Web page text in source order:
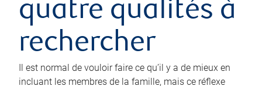
quatre qualités à
rechercher
Il est normal de vouloir faire ce qu’il y a de mieux en
incluant les membres de la famille, mais ce réflexe